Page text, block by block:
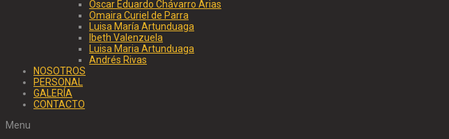
Oscar Eduardo Chávarro Arias
Omaira Curiel de Parra
Luisa María Artunduaga
Ibeth Valenzuela
Luisa Maria Artunduaga
Andrés Rivas
NOSOTROS
PERSONAL
GALERÍA
CONTACTO
Menu